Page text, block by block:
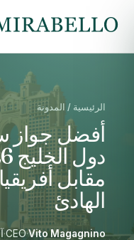
الرئيسية / المدونة
أفضل جواز
مقابل
الهادئ
Vito Magagnino
·
CEO
·